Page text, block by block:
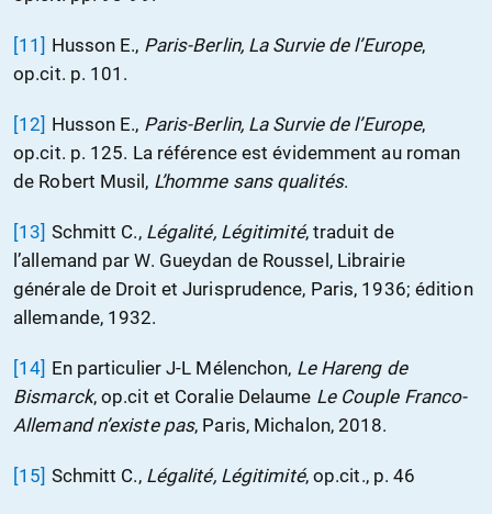
[11] Husson E., Paris-Berlin, La Survie de l’Europe,
op.cit. p. 101.
[12] Husson E., Paris-Berlin, La Survie de l’Europe,
op.cit. p. 125. La référence est évidemment au roman
de Robert Musil, L’homme sans qualités.
[13] Schmitt C., Légalité, Légitimité, traduit de
l’allemand par W. Gueydan de Roussel, Librairie
générale de Droit et Jurisprudence, Paris, 1936; édition
allemande, 1932.
[14] En particulier J-L Mélenchon, Le Hareng de
Bismarck, op.cit et Coralie Delaume Le Couple Franco-
Allemand n’existe pas, Paris, Michalon, 2018.
[15] Schmitt C., Légalité, Légitimité, op.cit., p. 46